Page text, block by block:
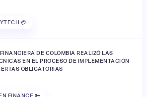
💳
DE COLOMBIA REALIZÓ LAS
EN EL PROCESO DE IMPLEMENTACIÓN
OBLIGATORIAS
FINANCE 🔑